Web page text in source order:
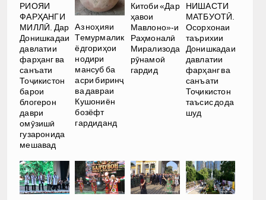
РИОЯИ
ФАРҲАНГИ
МИЛЛӢ. Дар
Донишкадаи
давлатии
фарҳанг ва
санъати
Тоҷикистон
барои
блогерон
даври
омӯзишӣ
гузаронида
мешавад
Аз ноҳияи
Темурмалик
ёдгориҳои
нодири
мансуб ба
асри биринҷ
ва давраи
Кушониён
бозёфт
гардиданд
Китоби «Дар
ҳавои
Мавлоно»-и
Раҳмоналӣ
Мирализода
рӯнамоӣ
гардид
НИШАСТИ
МАТБУОТӢ.
Осорхонаи
таърихии
Донишкадаи
давлатии
фарҳанг ва
санъати
Тоҷикистон
таъсис дода
шуд